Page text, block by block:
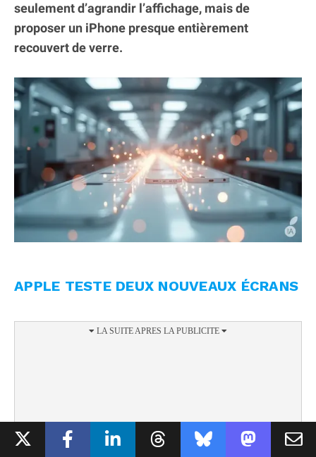
seulement d’agrandir l’affichage, mais de
proposer un iPhone presque entièrement
recouvert de verre.
APPLE TESTE DEUX NOUVEAUX ÉCRANS